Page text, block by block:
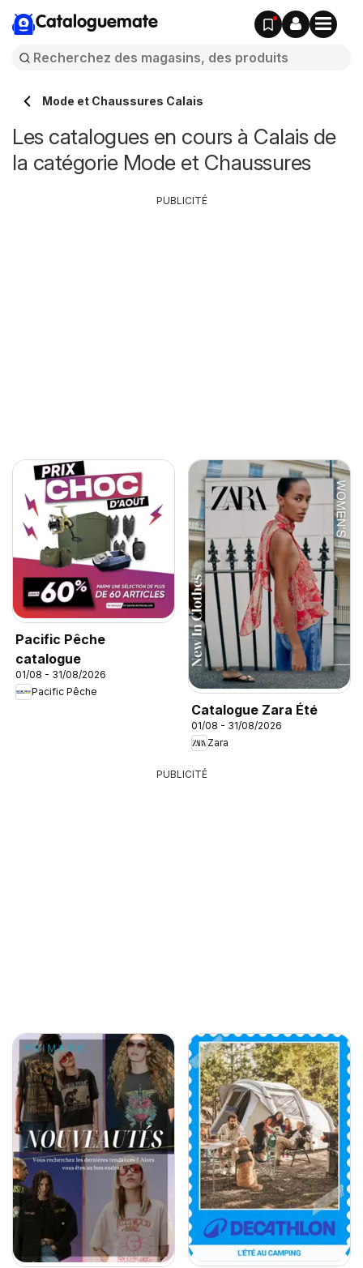
Cataloguemate
Mode et Chaussures Calais
Les catalogues en cours à Calais de
la catégorie Mode et Chaussures
Pacific Pêche
catalogue
01/08 - 31/08/2026
Pacific Pêche
Catalogue Zara Été
01/08 - 31/08/2026
Zara
PUBLICITÉ
PUBLICITÉ